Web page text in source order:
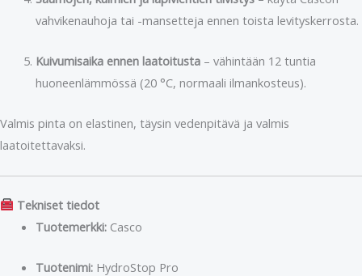
vahvikenauhoja tai -mansetteja ennen toista levityskerrosta.
Kuivumisaika ennen laatoitusta– vähintään 12 tuntia
huoneenlämmössä (20 °C, normaali ilmankosteus).
Valmis pinta on elastinen, täysin vedenpitävä ja valmis
laatoitettavaksi.
Tekniset tiedot
Tuotemerkki:Casco
Tuotenimi:HydroStop Pro